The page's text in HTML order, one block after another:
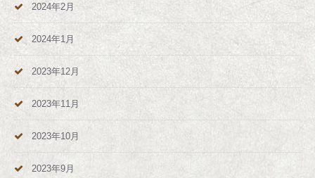
2024年2月
2024年1月
2023年12月
2023年11月
2023年10月
2023年9月